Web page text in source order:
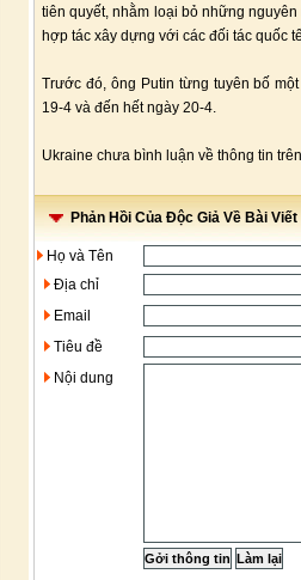
tiên quyết, nhằm loại bỏ những
hợp tác xây dựng với các đối tác quốc
Trước đó, ông Putin từng tuyên bố
19-4 và đến hết ngày 20-4.
Ukraine chưa bình luận về thông tin
Phản Hồi Của Độc Giả Về Bài Viết
Họ và Tên
Địa chỉ
Email
Tiêu đề
Nội dung